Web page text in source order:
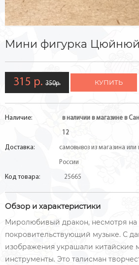
Мини фигурка Цюйнюй
315 р. 350р. КУПИТЬ
Наличие: в наличии в магазине в
12
Доставка: самовывоз из магазина или
России
Код товара: 25665
Обзор и характеристики
Миролюбивый дракон, несмотря
покровительствующий музыке. С
изображения украшали китайские
инструменты. Это талисман